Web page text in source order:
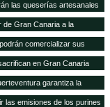
las queserías artesanales
de Gran Canaria a la
de 894.346 animales
comercializar sus
en Gran Canaria
garantiza la
porcino
las emisiones de los purines